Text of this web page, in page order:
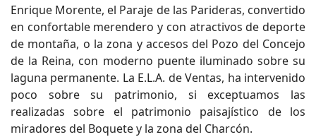
Enrique Morente, el Paraje de las Parideras, convertido
en confortable merendero y con atractivos de deporte
de montaña, o la zona y accesos del Pozo del Concejo
de la Reina, con moderno puente iluminado sobre su
laguna permanente. La E.L.A. de Ventas, ha intervenido
poco sobre su patrimonio, si exceptuamos las
realizadas sobre el patrimonio paisajístico de los
miradores del Boquete y la zona del Charcón.